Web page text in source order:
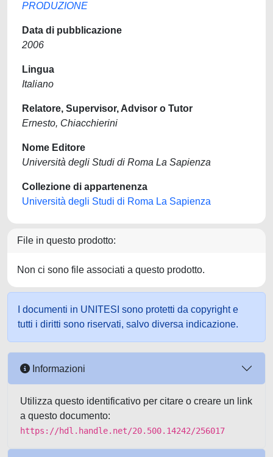
PRODUZIONE
Data di pubblicazione
2006
Lingua
Italiano
Relatore, Supervisor, Advisor o Tutor
Ernesto, Chiacchierini
Nome Editore
Università degli Studi di Roma La Sapienza
Collezione di appartenenza
Università degli Studi di Roma La Sapienza
File in questo prodotto:
Non ci sono file associati a questo prodotto.
I documenti in UNITESI sono protetti da copyright e
tutti i diritti sono riservati, salvo diversa indicazione.
Informazioni
Utilizza questo identificativo per citare o creare un link
a questo documento:
https://hdl.handle.net/20.500.14242/256017